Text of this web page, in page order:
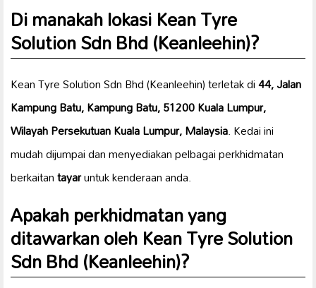
Di manakah lokasi Kean Tyre
Solution Sdn Bhd (Keanleehin)?
Kean Tyre Solution Sdn Bhd (Keanleehin) terletak di44, Jalan
Kampung Batu, Kampung Batu, 51200 Kuala Lumpur,
Wilayah Persekutuan Kuala Lumpur, Malaysia. Kedai ini
mudah dijumpai dan menyediakan pelbagai perkhidmatan
berkaitantayaruntuk kenderaan anda.
Apakah perkhidmatan yang
ditawarkan oleh Kean Tyre Solution
Sdn Bhd (Keanleehin)?